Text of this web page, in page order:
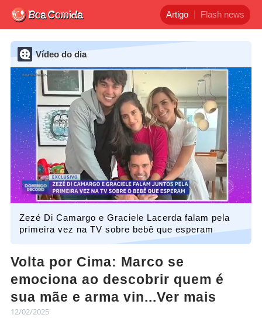
Artigo Flash news
Vídeo do dia
Zezé Di Camargo e Graciele Lacerda falam pela
primeira vez na TV sobre bebê que esperam
Volta por Cima: Marco se
emociona ao descobrir quem é
sua mãe e arma vin...Ver mais
12/02/2025